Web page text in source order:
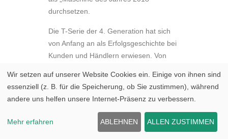
durchsetzen.
Die T-Serie der 4. Generation hat sich
von Anfang an als Erfolgsgeschichte bei
Kunden und Händlern erwiesen. Von
Leistungsstufen, vier Getriebe- und
Hydraulikkombinationen und einen
zuverlässigen AGCO Power-Motor. Die
T-Serie steht für höchsten Komfort,
Langlebigkeit, Vielseitigkeit und
Wir setzen auf unserer Website Cookies ein. Einige von ihnen sind
essenziell (z. B. für die Speicherung, ob Sie zustimmen), während
andere uns helfen unsere Internet-Präsenz zu verbessern.
Mehr erfahren ABLEHNEN ALLEN ZUSTIMMEN